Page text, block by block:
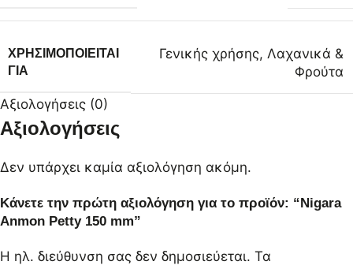
ΧΡΗΣΙΜΟΠΟΙΕΊΤΑΙ
ΓΙΑ
Γενικής χρήσης, Λαχανικά &
Φρούτα
Αξιολογήσεις (0)
Αξιολογήσεις
Δεν υπάρχει καμία αξιολόγηση ακόμη.
Κάνετε την πρώτη αξιολόγηση για το προϊόν: “Nigara
Anmon Petty 150 mm”
Η ηλ. διεύθυνση σας δεν δημοσιεύεται. Τα